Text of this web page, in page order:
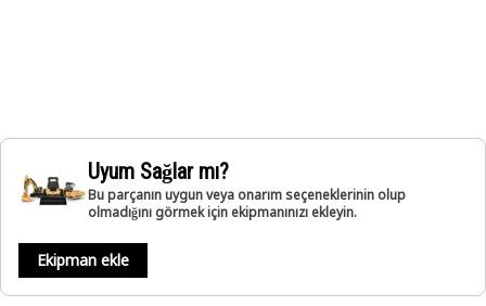
Uyum Sağlar mı?
Bu parçanın uygun veya onarım seçeneklerinin olup
olmadığını görmek için ekipmanınızı ekleyin.
Ekipman ekle